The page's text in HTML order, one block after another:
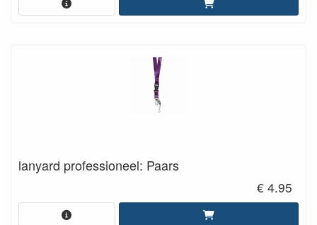
lanyard professioneel: Paars
€ 4.95